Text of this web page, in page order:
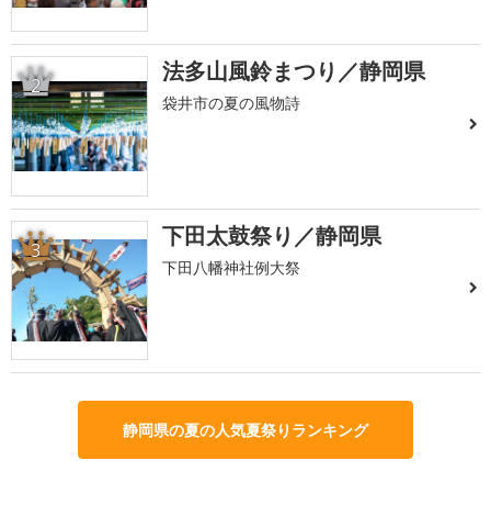
2 法多山風鈴まつり／静岡県
袋井市の夏の風物詩
3 下田太鼓祭り／静岡県
下田八幡神社例大祭
静岡県の夏の人気夏祭りランキング